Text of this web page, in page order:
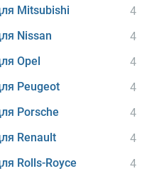
Mitsubishi
4
Nissan
4
Opel
4
Peugeot
4
Porsche
4
Renault
4
Rolls-Royce
4